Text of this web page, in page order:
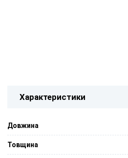
Характеристики
Довжина
Товщина